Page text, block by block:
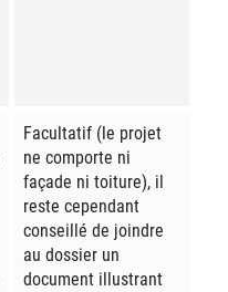
Facultatif (le projet
ne comporte ni
façade ni toiture), il
reste cependant
conseillé de joindre
au dossier un
document illustrant